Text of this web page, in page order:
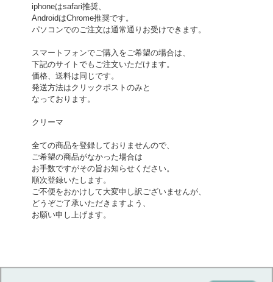
iphoneはsafari推奨、
AndroidはChrome推奨です。
パソコンでのご注文は通常通りお受けできます。
スマートフォンでご購入をご希望の場合は、
下記のサイトでもご注文いただけます。
価格、送料は同じです。
発送方法はクリックポストのみと
なっております。
クリーマ
全ての商品を登録しておりませんので、
ご希望の商品がなかった場合は
お手数ですがその旨お知らせください。
順次登録いたします。
ご不便をおかけして大変申し訳ございませんが、
どうぞご了承いただきますよう、
お願い申し上げます。